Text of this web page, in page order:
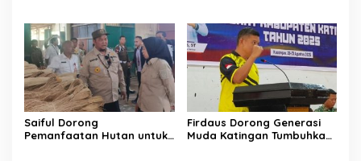
Saiful Dorong
Pemanfaatan Hutan untuk
Firdaus Dorong Generasi
Muda Katingan Tumbuhkan